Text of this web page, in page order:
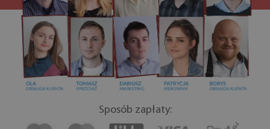
Sposób zapłaty: